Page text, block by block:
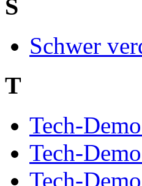
S
Schwer
T
Tech-
Tech-
Tech-